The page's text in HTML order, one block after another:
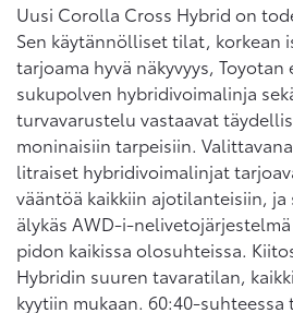
Uusi Corolla Cross Hybrid on
Sen käytännölliset tilat, korkean
tarjoama hyvä näkyvyys,
sukupolven hybridivoimalinja
turvavarustelu vastaavat
moninaisiin tarpeisiin.
litraiset hybridivoimalinjat
vääntöä kaikkiin ajotilanteisiin, ja
älykäs AWD-i-
pidon kaikissa olosuhteissa.
Hybridin suuren tavaratilan,
kyytiin mukaan. 60:40-